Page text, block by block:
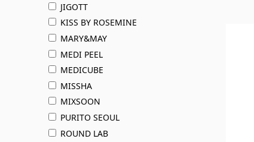
JIGOTT
KISS BY ROSEMINE
MARY&MAY
MEDI PEEL
MEDICUBE
MISSHA
MIXSOON
PURITO SEOUL
ROUND LAB